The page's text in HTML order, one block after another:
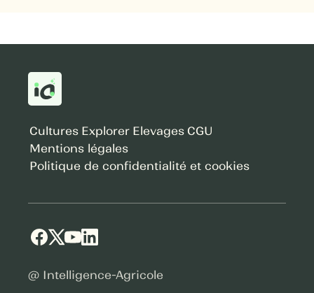
Cultures Explorer Elevages CGU
Mentions légales
Politique de confidentialité et cookies
@ Intelligence-Agricole